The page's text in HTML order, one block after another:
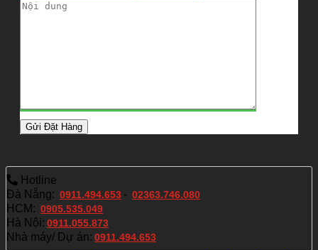
Hotline
Đà Nẵng: 0911.494.653 - 02363.746.080
HCM: 0905.535.049
Hà Nội: 0911.055.873
Nhà máy/ Dự án: 0911.494.653